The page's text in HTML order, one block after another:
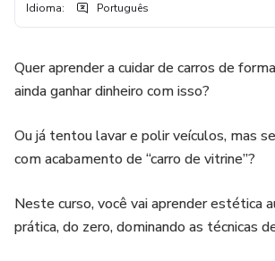
Idioma: Português
Quer aprender a cuidar de carros de
ainda ganhar dinheiro com isso?
Ou já tentou lavar e polir veículos, mas
com acabamento de “carro de vitrine”?
Neste curso, você vai aprender estética
prática, do zero, dominando as técnicas